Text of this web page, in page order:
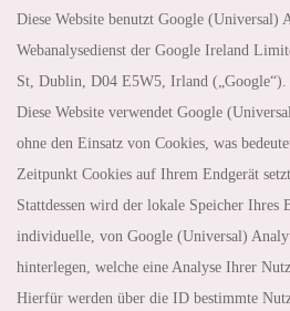
Diese Website benutzt Google (Universal)
Webanalysedienst der Google Ireland
St, Dublin, D04 E5W5, Irland („Google“).
Diese Website verwendet Google
ohne den Einsatz von Cookies, was
Zeitpunkt Cookies auf Ihrem Endgerät setzt.
Stattdessen wird der lokale Speicher Ihres
individuelle, von Google (Universal)
hinterlegen, welche eine Analyse Ihrer
Hierfür werden über die ID bestimmte